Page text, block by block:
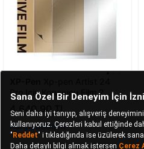
Pro Için Koruyucu Film 2
Adet
4.640,90 TL
Kargo Bedava